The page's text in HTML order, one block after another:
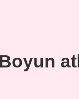
Boyun